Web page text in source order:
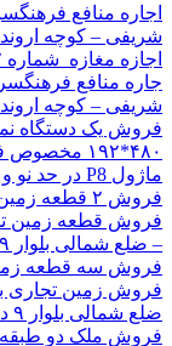
اجاره منافع
شریفی – کوچه اروند
اجازه مغازه شماره ۴۲ مجتمع تجاری تفریحی نگین شهرداری
جاره منافع
شریفی – کوچه اروند
فروش یک دستگاه
ماژول P8 در حد نو و با استهلاک و کارکرد بسیار کم
فروش ۲ قطعه زمین واقع در بندرماهشهر- انتهای فاز ۳
– ضلع شمالی بلوار ۹ دی به مساحت ۲۰۰۷.۹۹ مترمربع
فروش سه قطعه زمین
ضلع شمالی بلوار ۹ دی به مساحت ۲۰۰۷.۹۹ مترمربع